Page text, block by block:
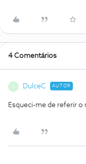
4 Comentários
DulceC AUTOR
Esqueci-me de referir